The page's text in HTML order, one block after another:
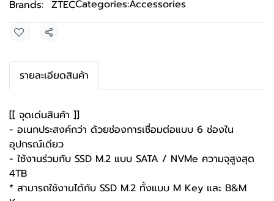
Brands: ZTECCategories:Accessories
Share
รายละเอียดสินค้า
[[ จุดเด่นสินค้า ]]
- อเนกประสงค์กว่า ด้วยช่องการเชื่อมต่อแบบ 6 ช่องใน
อุปกรณ์เดียว
- ใช้งานร่วมกับ SSD M.2 แบบ SATA / NVMe ความจุสูงสุด
4TB
* สามารถใช้งานได้กับ SSD M.2 ทั้งแบบ M Key และ B&M